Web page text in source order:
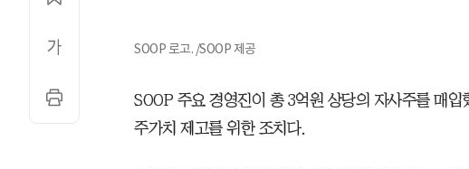
SOOP 로고. /SOOP 제공
SOOP 주요 경영진이 총 3억원 상당의 자사주를 매
주가치 제고를 위한 조치다.